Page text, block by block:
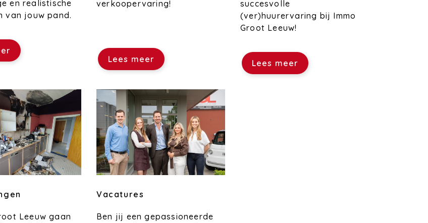
en realistische
van jouw pand.
verkoopervaring!
Lees meer
succesvolle
(ver)huurervaring bij Immo
Groot Leeuw!
Lees meer
Leeuw gaan
Vacatures
Ben jij een gepassioneerde